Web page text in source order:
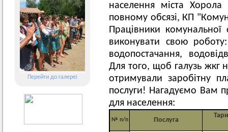
Перейти до галереї
населення міста
повному обсязі, КП
Працівники
виконувати свою
водопостачання,
Для того, щоб галузь жкг
отримували заробітну
послуги! Нагадуємо Вам
для населення:
№ п/п Послуга